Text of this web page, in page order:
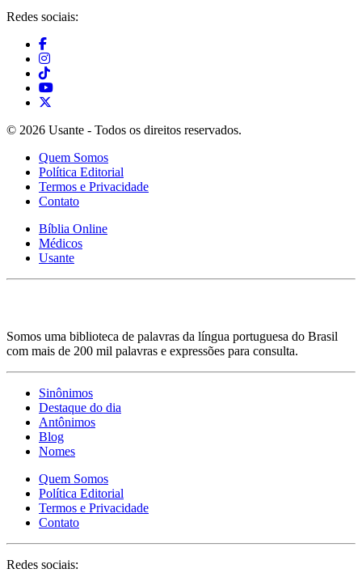
Redes sociais:
© 2026 Usante - Todos os direitos reservados.
Quem Somos
Política Editorial
Termos e Privacidade
Contato
Bíblia Online
Médicos
Usante
Somos uma biblioteca de palavras da língua portuguesa do Brasil
com mais de 200 mil palavras e expressões para consulta.
Sinônimos
Destaque do dia
Antônimos
Blog
Nomes
Quem Somos
Política Editorial
Termos e Privacidade
Contato
Redes sociais: